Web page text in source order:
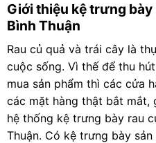
Giới thiệu kệtrưng bày
Bình Thuận
Rau củ quả và trái cây là
cuộc sống. Vì thế để thu
mua sản phẩm thì các cửa
các mặt hàng thật bắt mắt,
hệ thống kệ trưng bày rau
Thuận. Có kệ trưng bày